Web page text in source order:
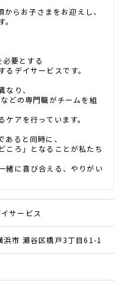
らお子さまをお迎えし、
要とする
デイサービスです。
り、
どの専門職がチームを組
アを行っています。
ると同時に、
ころ」となることが私たち
緒に喜び合える、やりがい
サービス
浜市 瀬谷区橋戸3丁目61-1